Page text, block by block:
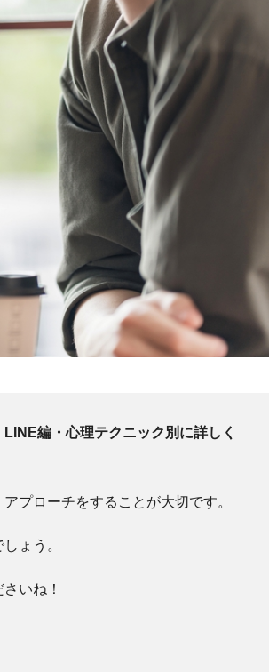
編・心理テクニック別に詳しく
プローチをすることが大切です。
ょう。
いね！